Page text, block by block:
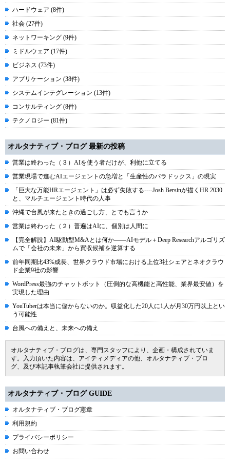
ハードウェア (8件)
社会 (27件)
ネットワーキング (9件)
ミドルウェア (17件)
ビジネス (73件)
アプリケーション (38件)
システムインテグレーション (13件)
コンサルティング (8件)
テクノロジー (81件)
オルタナティブ・ブログ 最新の投稿
営業は終わった（３）AIを使う者だけが、利他に立てる
営業現場で進むAIエージェントの急増と「生産性のパラドックス」の現実
「巨大な万能HRエージェント」は必ず失敗する----Josh Bersinが描くHR 2030
と、マルチエージェント時代の人事
沖縄で台風が来たときの過ごし方、とでも言うか
営業は終わった（２）普遍はAIに、個別は人間に
【完全解説】AI駆動型M&Aとは何か――AIモデル＋Deep Researchアルゴリズ
ムで「会社の未来」から買収候補を逆算する
前年同期比43%成長、世界クラウド市場における上位3社シェアとネオクラウ
ド企業9社の影響
WordPress最強のチャットボット（圧倒的な高機能と高性能、業界最安値）を
実現した理由
YouTuberは本当に儲からないのか。収益化した20人に1人が月30万円以上とい
う可能性
台風への備えと、未来への備え
オルタナティブ・ブログは、専門スタッフにより、企画・構成されていま
す。入力頂いた内容は、アイティメディアの他、オルタナティブ・ブロ
グ、及び本記事執筆会社に提供されます。
オルタナティブ・ブログ GUIDE
オルタナティブ・ブログ憲章
利用規約
プライバシーポリシー
お問い合わせ